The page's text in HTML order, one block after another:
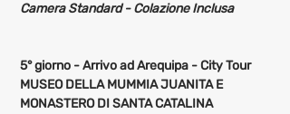
Camera Standard - Colazione Inclusa
5° giorno - Arrivo ad Arequipa - City Tour
MUSEO DELLA MUMMIA JUANITA E
MONASTERO DI SANTA CATALINA